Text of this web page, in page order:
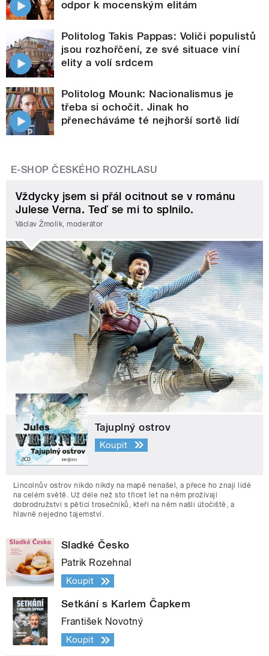
odpor k mocenským elitám
Politolog Takis Pappas: Voliči populistů
jsou rozhořčení, ze své situace viní
elity a volí srdcem
Politolog Mounk: Nacionalismus je
třeba si ochočit. Jinak ho
přenecháváme té nejhorší sortě lidí
E-SHOP ČESKÉHO ROZHLASU
Vždycky jsem si přál ocitnout se v románu
Julese Verna. Teď se mi to splnilo.
Václav Žmolík, moderátor
Tajuplný ostrov
Koupit
Lincolnův ostrov nikdo nikdy na mapě nenašel, a přece ho znají lidé
na celém světě. Už déle než sto třicet let na něm prožívají
dobrodružství s pěticí trosečníků, kteří na něm našli útočiště, a
hlavně nejedno tajemství.
Sladké Česko
Patrik Rozehnal
Koupit
Setkání s Karlem Čapkem
František Novotný
Koupit